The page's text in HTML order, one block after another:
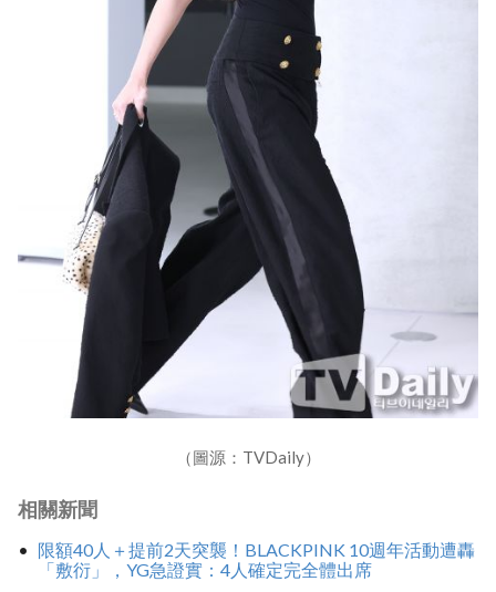
（圖源：TVDaily）
相關新聞
限額40人＋提前2天突襲！BLACKPINK 10週年活動遭轟
「敷衍」，YG急證實：4人確定完全體出席